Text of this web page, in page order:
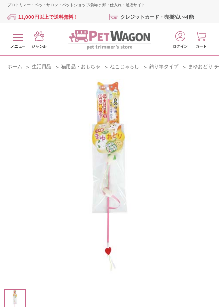
プロトリマー・ペットサロン・ペットショップ様向け 卸・仕入れ・通販サイト
11,000円以上で送料無料！ クレジットカード・売掛払い可能
メニュー ジャンル ログイン カート
ホーム 生活用品 猫用品・おもちゃ ねこじゃらし 釣り竿タイプ まゆおどり